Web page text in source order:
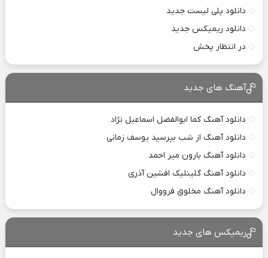
دانلود پلی لیست جدید
دانلود ریمیکس جدید
در انتظار پخش
آهنگ های جدید
دانلود آهنگ کما ابوالفضل اسماعیل نژاد
دانلود آهنگ از شب بپرسید یوسف زمانی
دانلود آهنگ بارون میر احمد
دانلود آهنگ گلینلیک افشین آذری
دانلود آهنگ مخلوق فرووال
ریمیکس های جدید